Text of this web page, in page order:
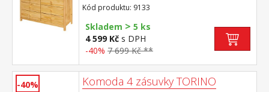
Kód produktu: 9133
Skladem > 5 ks
4 599 Kč s DPH
-40% 7 699 Kč **
-40% Komoda 4 zásuvky TORINO